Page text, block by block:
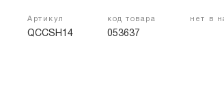
Артикул
QCCSH14
код товара
053637
нет в